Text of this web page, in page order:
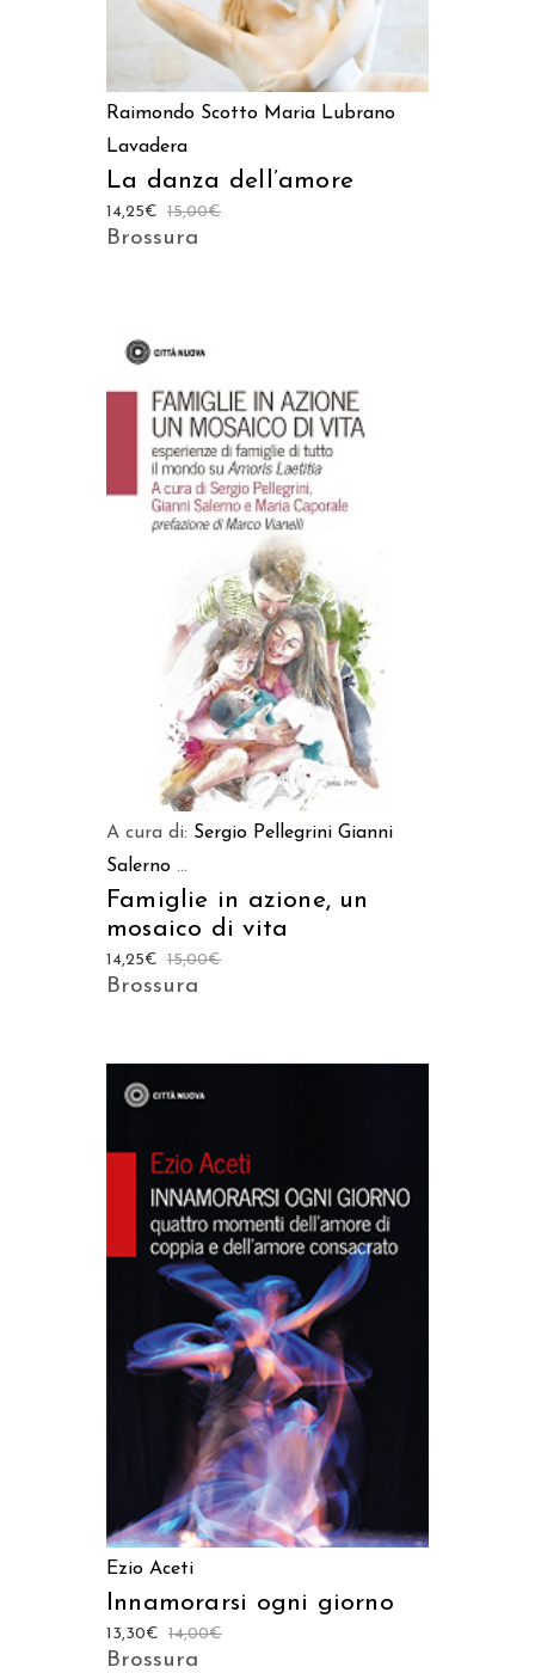
Raimondo Scotto Maria Lubrano
Lavadera
La danza dell’amore
15,00€
14,25€
Brossura
AGGIUNGI AL CARRELLO
A cura di: Sergio Pellegrini Gianni
Salerno ...
Famiglie in azione, un
mosaico di vita
15,00€
14,25€
Brossura
AGGIUNGI AL CARRELLO
Ezio Aceti
Innamorarsi ogni giorno
14,00€
13,30€
Brossura